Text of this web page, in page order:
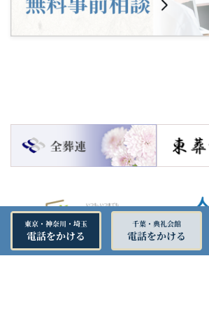
東京・神奈川・埼玉
電話をかける
千葉・典礼会館
電話をかける